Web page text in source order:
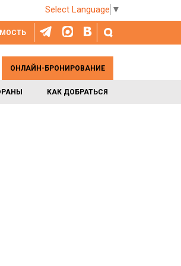
Select Language ▼
КАК ДОБРАТЬСЯ
ОНЛАЙН-БРОНИРОВАНИЕ